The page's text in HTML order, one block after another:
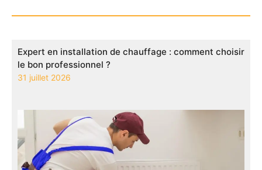
Expert en installation de chauffage : comment choisir
le bon professionnel ?
31 juillet 2026